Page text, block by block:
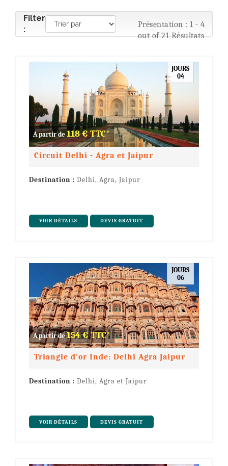
Filter
:
Présentation : 1 - 4
out of 21 Résultats
JOURS
04
A partir de118 € TTC*
Circuit Delhi - Agra et Jaipur
Destination : Delhi, Agra, Jaipur
VOIR DÉTAILS DEVIS GRATUIT
JOURS
06
A partir de154 € TTC*
Triangle d'or Inde: Delhi Agra Jaipur
Destination : Delhi, Agra et Jaipur
VOIR DÉTAILS DEVIS GRATUIT